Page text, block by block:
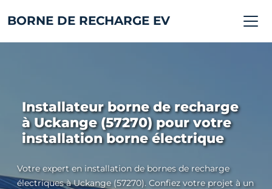
BORNE DE RECHARGE EV
Installateur borne de recharge
à Uckange (57270) pour votre
installation borne électrique
Votre expert en installation de bornes de recharge
électriques à Uckange (57270). Confiez votre projet à un